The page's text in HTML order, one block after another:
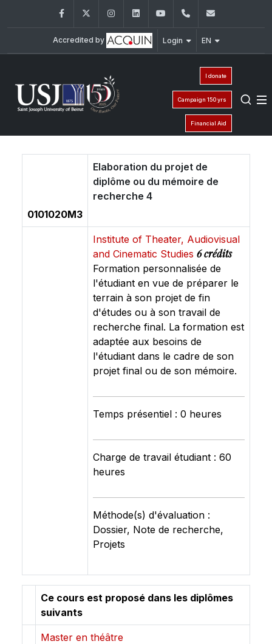
FacebookTwitter InstagramLinkedInYouTube+961 (1) 421
Accredited by Login EN
I donate
Campaign 150 yrs
Financial Aid
0101020M3
Elaboration du projet de
diplôme ou du mémoire de
recherche 4
Institute of Theater, Audiovisual
and Cinematic Studies 6 crédits
Formation personnalisée de
l'étudiant en vue de préparer le
terrain à son projet de fin
d'études ou à son travail de
recherche final. La formation est
adaptée aux besoins de
l'étudiant dans le cadre de son
projet final ou de son mémoire.
Temps présentiel : 0 heures
Charge de travail étudiant : 60
heures
Méthode(s) d'évaluation :
Dossier, Note de recherche,
Projets
Ce cours est proposé dans les diplômes
suivants
Master en théâtre